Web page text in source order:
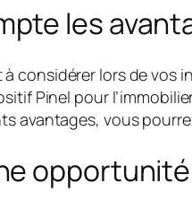
les
considérer lors de vos
Pinel pour
avantages, vous